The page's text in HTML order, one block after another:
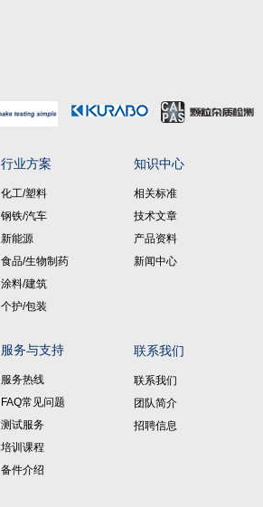
行业方案
化工/塑料
钢铁/汽车
新能源
食品/生物制药
涂料/建筑
个护/包装
服务与支持
服务热线
FAQ常见问题
测试服务
培训课程
备件介绍
知识中心
相关标准
技术文章
产品资料
新闻中心
联系我们
联系我们
团队简介
招聘信息